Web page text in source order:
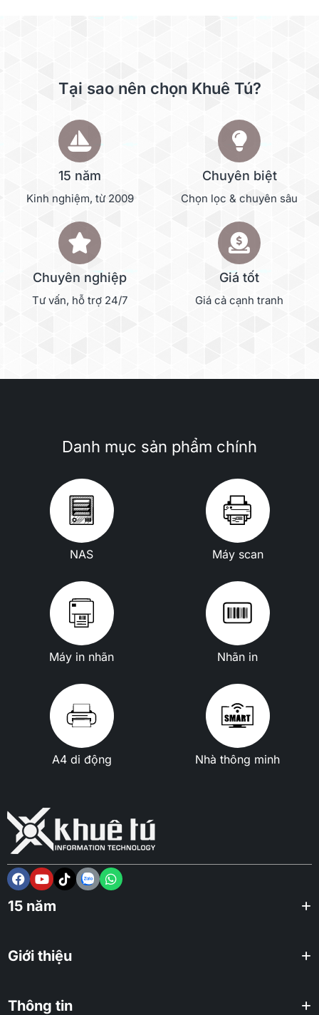
Tại sao nên chọn Khuê Tú?
15 năm
Kinh nghiệm, từ 2009
Chuyên biệt
Chọn lọc & chuyên sâu
Chuyên nghiệp
Tư vấn, hỗ trợ 24/7
Giá tốt
Giá cả cạnh tranh
Danh mục sản phẩm chính
NAS Máy scan
Máy in nhãn Nhãn in
A4 di động Nhà thông minh
15 năm
Giới thiệu
Thông tin